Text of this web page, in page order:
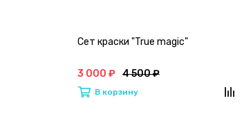
Сет краски "True magic"
3 000 ₽ 4 500 ₽
В корзину